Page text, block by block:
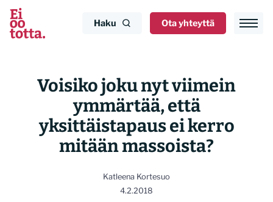
Siirry
sisältöön
Haku Ota yhteyttä
Voisiko joku nyt viimein
ymmärtää, että
yksittäistapaus ei kerro
mitään massoista?
Katleena Kortesuo
4.2.2018